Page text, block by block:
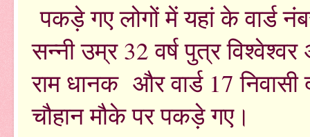
पकड़े गए लोगों में यहां के वार्ड
सन्नी उम्र 32 वर्ष पुत्र
राम धानक और वार्ड 17
चौहान मौके पर पकड़े गए।